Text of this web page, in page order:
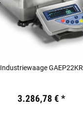
Industriewaage GAEP22KR
19,44 € inkl. 19% USt.
3.286,78 € *